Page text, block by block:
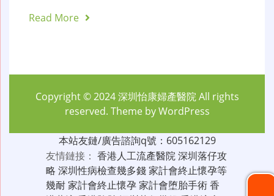
Read More
Copyright © 2024深圳怡康婦產醫院All rights
reserved. Theme byWordPress
本站友鏈/廣告諮詢q號：605162129
友情鏈接： 香港人工流產醫院深圳落仔攻
略 深圳性病檢查幾多錢家計會終止懷孕等
幾耐家計會終止懷孕家計會堕胎手術香